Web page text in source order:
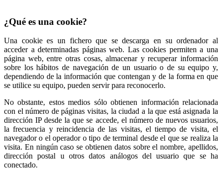
¿Qué es una cookie?
Una cookie es un fichero que se descarga en su ordenador al
acceder a determinadas páginas web. Las cookies permiten a una
página web, entre otras cosas, almacenar y recuperar información
sobre los hábitos de navegación de un usuario o de su equipo y,
dependiendo de la información que contengan y de la forma en que
se utilice su equipo, pueden servir para reconocerlo.
No obstante, estos medios sólo obtienen información relacionada
con el número de páginas visitas, la ciudad a la que está asignada la
dirección IP desde la que se accede, el número de nuevos usuarios,
la frecuencia y reincidencia de las visitas, el tiempo de visita, el
navegador o el operador o tipo de terminal desde el que se realiza la
visita. En ningún caso se obtienen datos sobre el nombre, apellidos,
dirección postal u otros datos análogos del usuario que se ha
conectado.